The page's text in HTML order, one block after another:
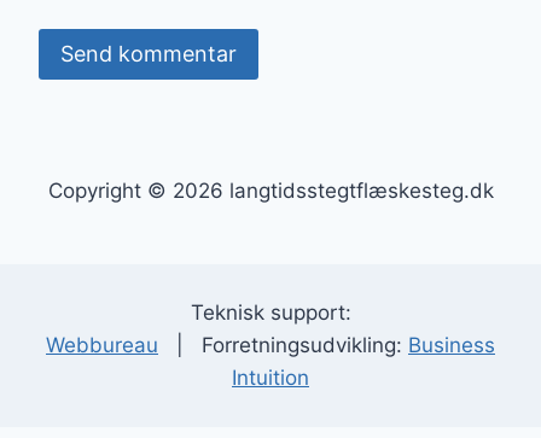
Copyright © 2026 langtidsstegtflæskesteg.dk
Teknisk support:
Webbureau | Forretningsudvikling: Business
Intuition